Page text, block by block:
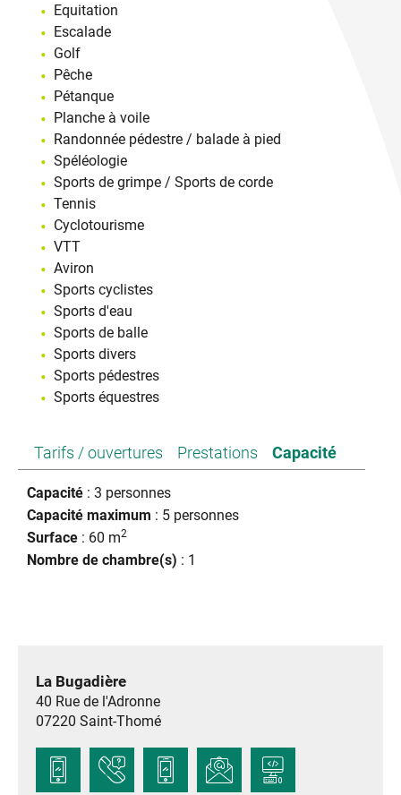
Equitation
Escalade
Golf
Pêche
Pétanque
Planche à voile
Randonnée pédestre / balade à pied
Spéléologie
Sports de grimpe / Sports de corde
Tennis
Cyclotourisme
VTT
Aviron
Sports cyclistes
Sports d'eau
Sports de balle
Sports divers
Sports pédestres
Sports équestres
Tarifs / ouvertures Prestations Capacité
Capacité : 3 personnes
Capacité maximum : 5 personnes
Surface : 60 m2
Nombre de chambre(s) : 1
La Bugadière
40 Rue de l'Adronne
07220 Saint-Thomé